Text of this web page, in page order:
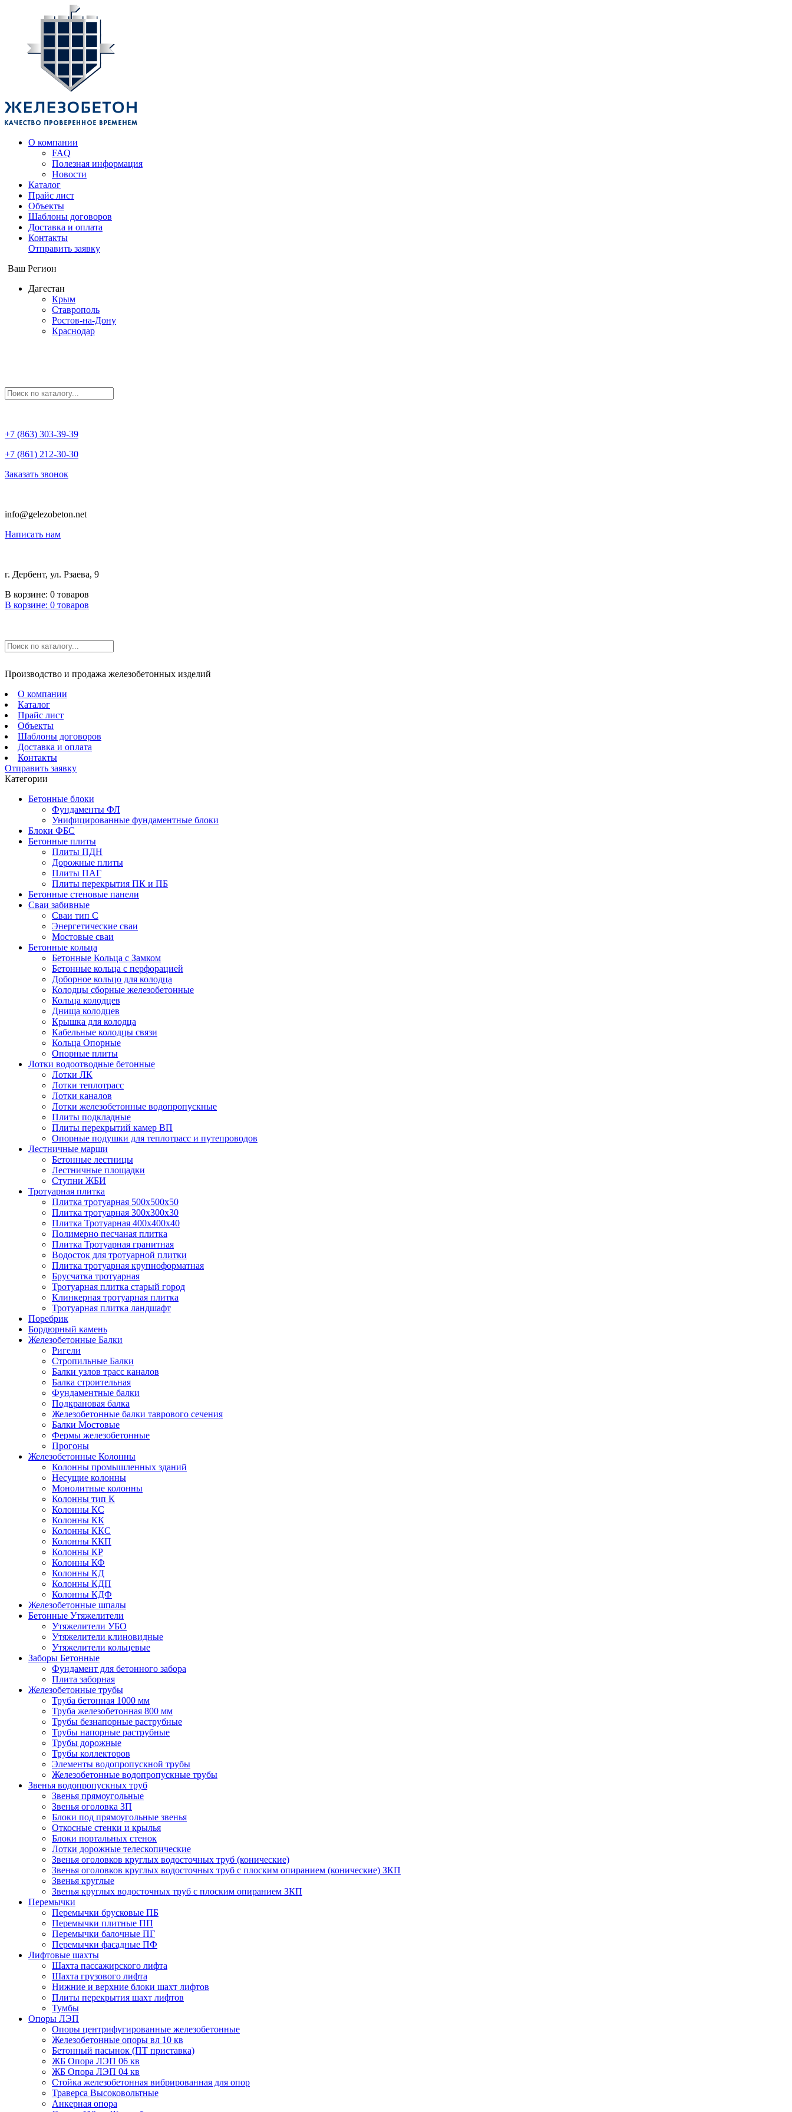
О компании
FAQ
Полезная информация
Новости
Каталог
Прайс лист
Объекты
Шаблоны договоров
Доставка и оплата
Контакты
Отправить заявку
Ваш Регион
Дагестан
Крым
Ставрополь
Ростов-на-Дону
Краснодар
+7 (863) 303-39-39
+7 (861) 212-30-30
Заказать звонок
info@gelezobeton.net
Написать нам
г. Дербент, ул. Рзаева, 9
В корзине: 0 товаров
В корзине: 0 товаров
Производство и продажа железобетонных изделий
О компании
Каталог
Прайс лист
Объекты
Шаблоны договоров
Доставка и оплата
Контакты
Отправить заявку
Категории
Бетонные блоки
Фундаменты ФЛ
Унифицированные фундаментные блоки
Блоки ФБС
Бетонные плиты
Плиты ПДН
Дорожные плиты
Плиты ПАГ
Плиты перекрытия ПК и ПБ
Бетонные стеновые панели
Сваи забивные
Сваи тип С
Энергетические сваи
Mостовые сваи
Бетонные кольца
Бетонные Кольца с Замком
Бетонные кольца с перфорацией
Доборное кольцо для колодца
Колодцы сборные железобетонные
Кольца колодцев
Днища колодцев
Крышка для колодца
Кабельные колодцы связи
Кольца Опорные
Опорные плиты
Лотки водоотводные бетонные
Лотки ЛК
Лотки теплотрасс
Лотки каналов
Лотки железобетонные водопропускные
Плиты подкладные
Плиты перекрытий камер ВП
Опорные подушки для теплотрасс и путепроводов
Лестничные марши
Бетонные лестницы
Лестничные площадки
Ступни ЖБИ
Тротуарная плитка
Плитка тротуарная 500х500х50
Плитка тротуарная 300х300х30
Плитка Тротуарная 400x400x40
Полимерно песчаная плитка
Плитка Тротуарная гранитная
Водосток для тротуарной плитки
Плитка тротуарная крупноформатная
Брусчатка тротуарная
Тротуарная плитка старый город
Клинкерная тротуарная плитка
Тротуарная плитка ландшафт
Поребрик
Бордюрный камень
Железобетонные Балки
Ригели
Стропильные Балки
Балки узлов трасс каналов
Балка строительная
Фундаментные балки
Подкрановая балка
Железобетонные балки таврового сечения
Балки Мостовые
Фермы железобетонные
Прогоны
Железобетонные Колонны
Колонны промышленных зданий
Несущие колонны
Монолитные колонны
Колонны тип К
Колонны КС
Колонны КК
Колонны ККС
Колонны ККП
Колонны КР
Колонны КФ
Колонны КД
Колонны КДП
Колонны КДФ
Железобетонные шпалы
Бетонные Утяжелители
Утяжелители УБО
Утяжелители клиновидные
Утяжелители кольцевые
Заборы Бетонные
Фундамент для бетонного забора
Плита заборная
Железобетонные трубы
Труба бетонная 1000 мм
Труба железобетонная 800 мм
Трубы безнапорные раструбные
Трубы напорные раструбные
Трубы дорожные
Трубы коллекторов
Элементы водопропускной трубы
Железобетонные водопропускные трубы
Звенья водопропускных труб
Звенья прямоугольные
Звенья оголовка ЗП
Блоки под прямоугольные звенья
Откосные стенки и крылья
Блоки портальных стенок
Лотки дорожные телескопические
Звенья оголовков круглых водосточных труб (конические)
Звенья оголовков круглых водосточных труб с плоским опиранием (конические) ЗКП
Звенья круглые
Звенья круглых водосточных труб с плоским опиранием ЗКП
Перемычки
Перемычки брусковые ПБ
Перемычки плитные ПП
Перемычки балочные ПГ
Перемычки фасадные ПФ
Лифтовые шахты
Шахта пассажирского лифта
Шахта грузового лифта
Нижние и верхние блоки шахт лифтов
Плиты перекрытия шахт лифтов
Тумбы
Опоры ЛЭП
Опоры центрифугированные железобетонные
Железобетонные опоры вл 10 кв
Бетонный пасынок (ПТ приставка)
ЖБ Опора ЛЭП 06 кв
ЖБ Опора ЛЭП 04 кв
Стойка железобетонная вибрированная для опор
Траверса Высоковольтные
Анкерная опора